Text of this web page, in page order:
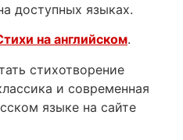
доступных языках.
на английском.
стихотворение
и современная
языке на сайте